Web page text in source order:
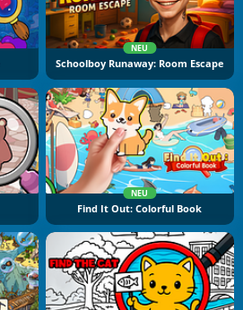
NEU
Schoolboy Runaway: Room Escape
NEU
Find It Out: Colorful Book